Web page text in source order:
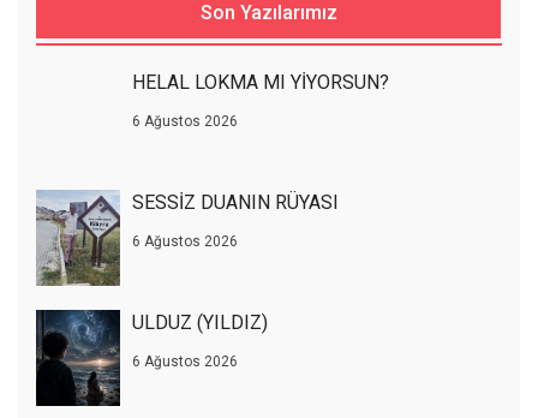
Son Yazılarımız
HELAL LOKMA MI YİYORSUN?
6 Ağustos 2026
SESSİZ DUANIN RÜYASI
6 Ağustos 2026
ULDUZ (YILDIZ)
6 Ağustos 2026